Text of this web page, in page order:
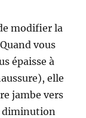
modifier la
vous
épaisse à
elle
jambe vers
diminution